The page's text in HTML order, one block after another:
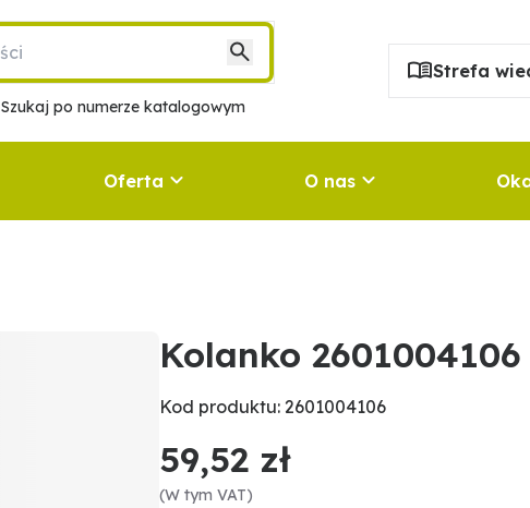
Szukaj po numerze katalogowym
Strefa
Oferta O nas
Kolanko 2601004106
Kod produktu: 2601004106
59,52 zł
(W tym VAT)